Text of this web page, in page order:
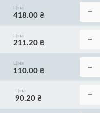
Ціна
418.00 ₴
Ціна
211.20 ₴
Ціна
110.00 ₴
Ціна
90.20 ₴